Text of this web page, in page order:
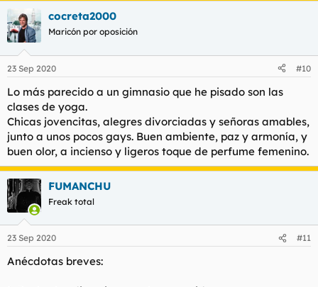
cocreta2000
Maricón por oposición
23 Sep 2020 #10
Lo más parecido a un gimnasio que he pisado son las
clases de yoga.
Chicas jovencitas, alegres divorciadas y señoras amables,
junto a unos pocos gays. Buen ambiente, paz y armonía, y
buen olor, a incienso y ligeros toque de perfume femenino.
FUMANCHU
Freak total
23 Sep 2020 #11
Anécdotas breves: